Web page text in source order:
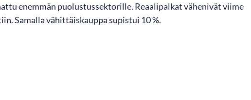
enemmän puolustussektorille. Reaalipalkat vähenivät viime
Samalla vähittäiskauppa supistui 10 %.